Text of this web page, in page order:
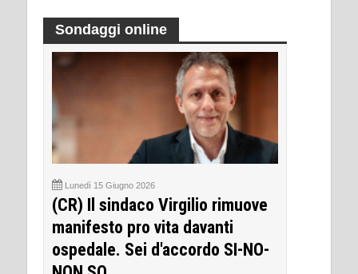
Sondaggi online
Lunedì 15 Giugno 2026
(CR) Il sindaco Virgilio rimuove
manifesto pro vita davanti
ospedale. Sei d'accordo SI-NO-